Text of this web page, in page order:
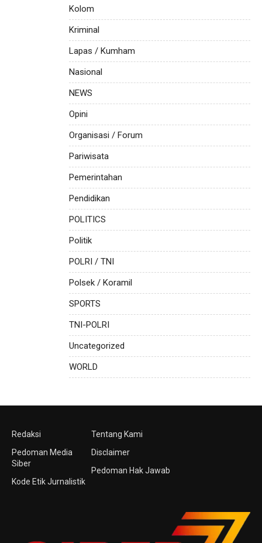
Kolom
Kriminal
Lapas / Kumham
Nasional
NEWS
Opini
Organisasi / Forum
Pariwisata
Pemerintahan
Pendidikan
POLITICS
Politik
POLRI / TNI
Polsek / Koramil
SPORTS
TNI-POLRI
Uncategorized
WORLD
Redaksi
Pedoman Media
Siber
Kode Etik Jurnalistik
Tentang Kami
Disclaimer
Pedoman Hak Jawab